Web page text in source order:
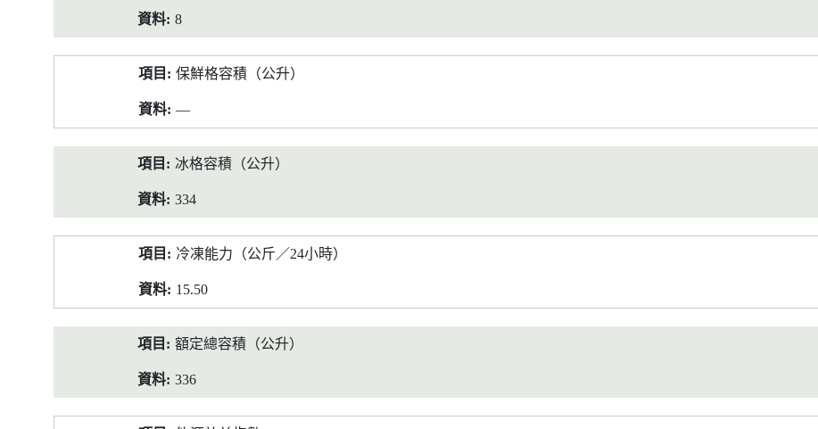
8
保鮮格容積（公升）
—
冰格容積（公升）
334
冷凍能力（公斤／24小時）
15.50
額定總容積（公升）
336